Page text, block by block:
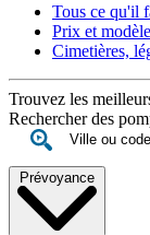
Tous ce qu'il
Prix et
Cimetières,
Trouvez les
Rechercher des
Prévoyance